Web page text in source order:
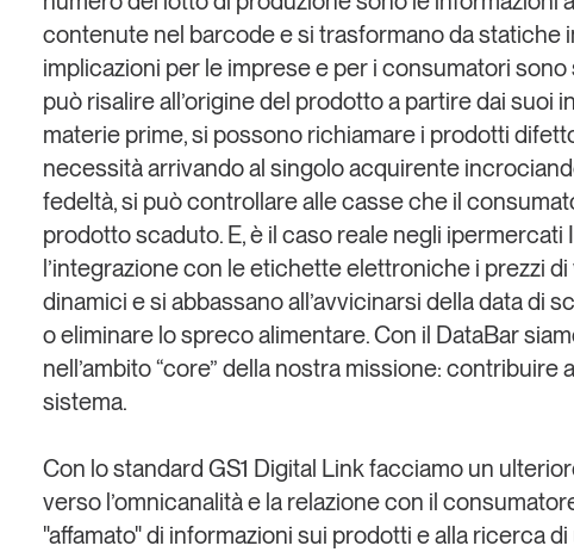
contenute nel barcode e si trasformano da statiche
implicazioni per le imprese e per i consumatori
può risalire all’origine del prodotto a partire dai suoi
materie prime, si possono richiamare i prodotti
necessità arrivando al singolo acquirente
fedeltà, si può controllare alle casse che il
prodotto scaduto. E, è il caso reale negli ipermercati
l’integrazione con le etichette elettroniche i prezzi
dinamici e si abbassano all’avvicinarsi della data di
o eliminare lo spreco alimentare. Con il DataBar
nell’ambito “core” della nostra missione: contribuire
sistema.
Con lo standard GS1 Digital Link facciamo un
verso l’omnicanalità e la relazione con il
"affamato" di informazioni sui prodotti e alla ricerca